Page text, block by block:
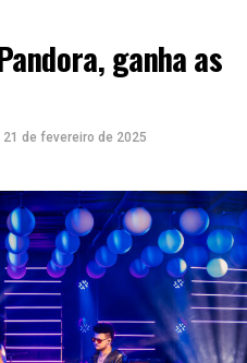
ganha as
21 de fevereiro de 2025